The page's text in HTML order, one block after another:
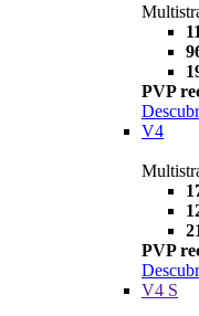
PVP
V4
PVP
V4 S